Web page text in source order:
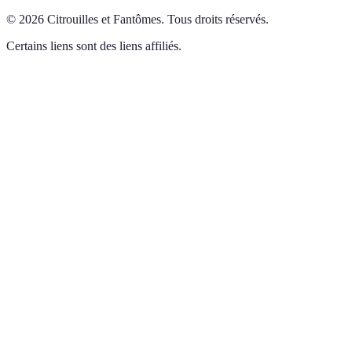
© 2026 Citrouilles et Fantômes. Tous droits réservés.
Certains liens sont des liens affiliés.